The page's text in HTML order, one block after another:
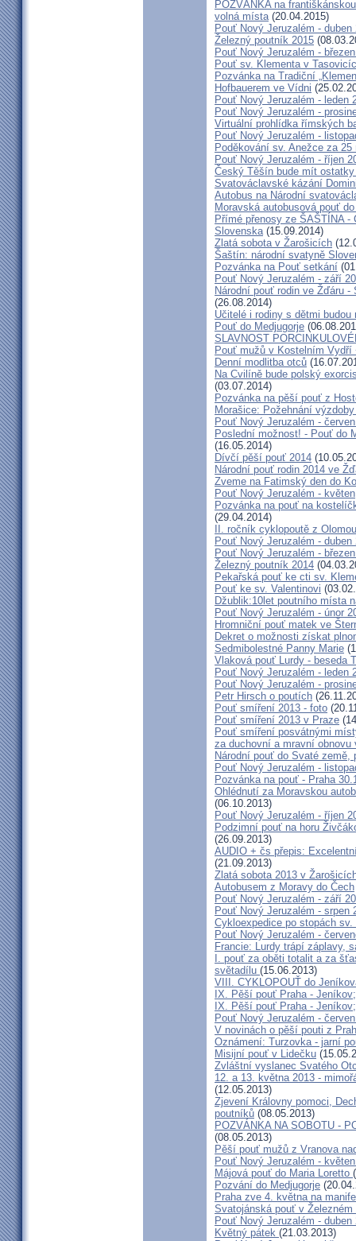
POZVÁNKA na
volná místa(20.04.2015)
Pouť Nový Jeruzalém - duben
Železný poutník 2015
Pouť Nový Jeruzalém -
Pouť sv. Klementa v
Pozvánka na Tradiční
Hofbauerem ve Vídni
Pouť Nový Jeruzalém - leden
Pouť Nový Jeruzalém -
Virtuální prohlídka římských
Pouť Nový Jeruzalém -
Poděkování sv. Anežce za 25
Pouť Nový Jeruzalém - říjen
Český Těšín bude mít
Svatováclavské kázání
Autobus na Národní
Moravská autobusová pouť
Přímé přenosy ze ŠAŠTÍNA -
Slovenska(15.09.2014)
Zlatá sobota v Žarošicích
Šaštín: národní svatyně
Pozvánka na Pouť setkání
Pouť Nový Jeruzalém - září
Národní pouť rodin ve Žďáru
(26.08.2014)
Učitelé i rodiny s dětmi
Pouť do Medjugorje
SLAVNOST
Pouť mužů v Kostelním Vydří
Denní modlitba otců
Na Cvilíně bude polský
(03.07.2014)
Pozvánka na pěší pouť z
Morašice: Požehnání
Pouť Nový Jeruzalém -
Poslední možnost! - Pouť do
(16.05.2014)
Dívčí pěší pouť 2014
Národní pouť rodin 2014 ve
Zveme na Fatimský den do
Pouť Nový Jeruzalém - květen
Pozvánka na pouť na
(29.04.2014)
II. ročník cyklopoutě z
Pouť Nový Jeruzalém - duben
Pouť Nový Jeruzalém -
Železný poutník 2014
Pekařská pouť ke cti sv.
Pouť ke sv. Valentinovi
Džublik:10let poutního místa
Pouť Nový Jeruzalém - únor
Hromniční pouť matek ve
Dekret o možnosti získat
Sedmibolestné Panny Marie
Vlaková pouť Lurdy - beseda
Pouť Nový Jeruzalém - leden
Pouť Nový Jeruzalém -
Petr Hirsch o poutích
Pouť smíření 2013 - foto
Pouť smíření 2013 v Praze
Pouť smíření posvátnými
za duchovní a mravní obnovu
Národní pouť do Svaté země,
Pouť Nový Jeruzalém -
Pozvánka na pouť - Praha
Ohlédnutí za Moravskou
(06.10.2013)
Pouť Nový Jeruzalém - říjen
Podzimní pouť na horu
(26.09.2013)
AUDIO + čs přepis:
(21.09.2013)
Zlatá sobota 2013 v
Autobusem z Moravy do Čech
Pouť Nový Jeruzalém - září
Pouť Nový Jeruzalém - srpen
Cykloexpedice po stopách
Pouť Nový Jeruzalém -
Francie: Lurdy trápí záplavy,
I. pouť za oběti totalit a za
světadílu (15.06.2013)
VIII. CYKLOPOUŤ do
IX. Pěší pouť Praha -
IX. Pěší pouť Praha -
Pouť Nový Jeruzalém -
V novinách o pěší pouti z
Oznámení: Turzovka - jarní
Misijní pouť v Lidečku
Zvláštní vyslanec Svatého
12. a 13. května 2013 -
(12.05.2013)
Zjevení Královny pomoci,
poutníků (08.05.2013)
POZVÁNKA NA SOBOTU -
(08.05.2013)
Pěší pouť mužů z Vranova
Pouť Nový Jeruzalém -
Májová pouť do Maria Loretto
Pozvání do Medjugorje
Praha zve 4. května na
Svatojánská pouť v Železném
Pouť Nový Jeruzalém - duben
Květný pátek (21.03.2013)